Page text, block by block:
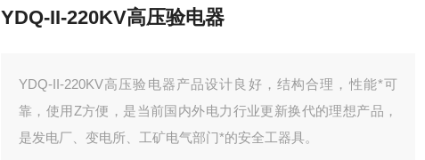
YDQ-II-220KV高压验电器
YDQ-II-220KV高压验电器产品设计良好，结构合理，性能*可
靠，使用Z方便，是当前国内外电力行业更新换代的理想产品，
是发电厂、变电所、工矿电气部门*的安全工器具。